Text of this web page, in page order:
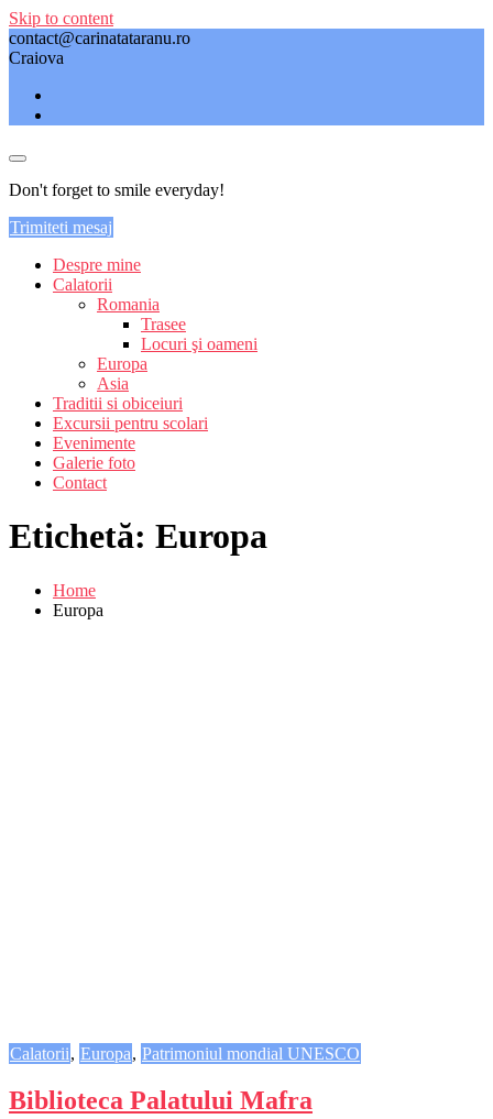
Skip to content
contact@carinatataranu.ro
Craiova
Don't forget to smile everyday!
Trimiteti mesaj
Despre mine
Calatorii
Romania
Trasee
Locuri şi oameni
Europa
Asia
Traditii si obiceiuri
Excursii pentru scolari
Evenimente
Galerie foto
Contact
Etichetă: Europa
Home
Europa
Calatorii, Europa, Patrimoniul mondial UNESCO
Biblioteca Palatului Mafra